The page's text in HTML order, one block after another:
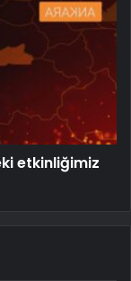
etkinliğimiz